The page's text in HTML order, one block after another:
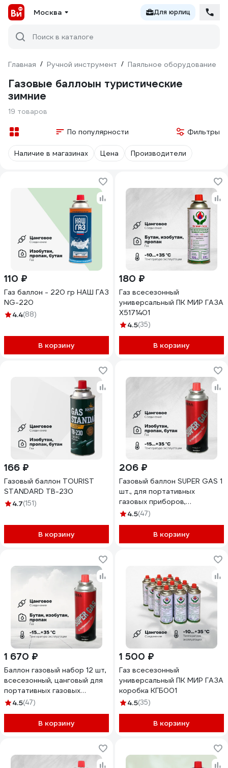
Москва Для юрлиц
Поиск в каталоге
Главная / Ручной инструмент / Паяльное оборудование
Газовые баллоын туристические
зимние
19 товаров
По популярности Фильтры
Наличие в магазинах Цена Производители
110 ₽
Газ баллон - 220 гр НАШ ГАЗ
NG-220
4.4(88)
В корзину
180 ₽
Газ всесезонный
универсальный ПК МИР ГАЗА
X5171401
4.5(35)
В корзину
166 ₽
Газовый баллон TOURIST
STANDARD ТВ-230
4.7(151)
В корзину
206 ₽
Газовый баллон SUPER GAS 1
шт., для портативных
газовых приборов,
всесезонный, цанговый, пр-
4.5(47)
В корзину
1 670 ₽
Баллон газовый набор 12 шт,
всесезонный, цанговый для
портативных газовых
приборов SUPER GAS
4.5(47)
В корзину
1 500 ₽
Газ всесезонный
универсальный ПК МИР ГАЗА
коробка КГБ001
4.5(35)
В корзину